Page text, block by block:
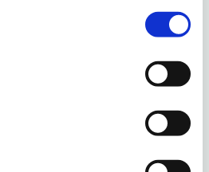
ansvarlig og ikke påfører skade
miljøet rundt oss. I dette ligger
oss selv, våre interesseparter og
arbeidsmiljø. Dette gjelder